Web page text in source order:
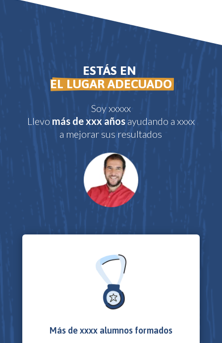
ESTÁS EN
EL LUGAR ADECUADO
Soy xxxxx
Llevo más de xxx añosayudando a xxxx
a mejorar sus resultados
Más de xxxx alumnos formados